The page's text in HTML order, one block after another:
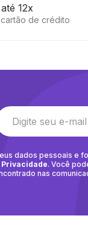
12x
de crédito
dados pessoais e
. Você
nas